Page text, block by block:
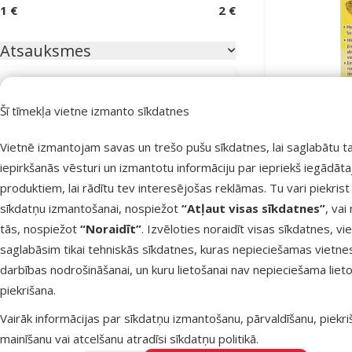
Šī tīmekļa vietne izmanto sīkdatnes
Vietnē izmantojam savas un trešo pušu sīkdatnes, lai saglabātu
iepirkšanās vēsturi un izmantotu informāciju par iepriekš
produktiem, lai rādītu tev interesējošas reklāmas. Tu vari piekrist
sīkdatņu izmantošanai, nospiežot “Atļaut visas sīkdatnes”, vai
tās, nospiežot “Noraidīt”. Izvēloties noraidīt visas sīkdatnes,
saglabāsim tikai tehniskās sīkdatnes, kuras nepieciešamas
darbības nodrošināšanai, un kuru lietošanai nav nepieciešama
piekrišana.
Vairāk informācijas par sīkdatņu izmantošanu, pārvaldīšanu,
mainīšanu vai atcelšanu atradīsi sīkdatņu politikā.
1 € 2 €
Atsauksmes
Atsauksmes 80%
Atsauksmes 60%
0
Atsauksmes 40%
0
Atsauksmes 20%
0
Kalcija
Basix,
Vairāk nekā 40 veikalu visā